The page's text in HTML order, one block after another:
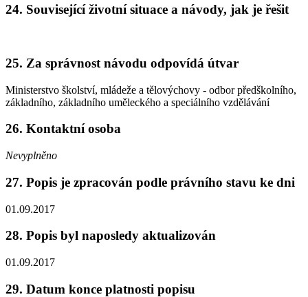
24. Související životní situace a návody, jak je řešit
25. Za správnost návodu odpovídá útvar
Ministerstvo školství, mládeže a tělovýchovy - odbor předškolního,
základního, základního uměleckého a speciálního vzdělávání
26. Kontaktní osoba
Nevyplněno
27. Popis je zpracován podle právního stavu ke dni
01.09.2017
28. Popis byl naposledy aktualizován
01.09.2017
29. Datum konce platnosti popisu